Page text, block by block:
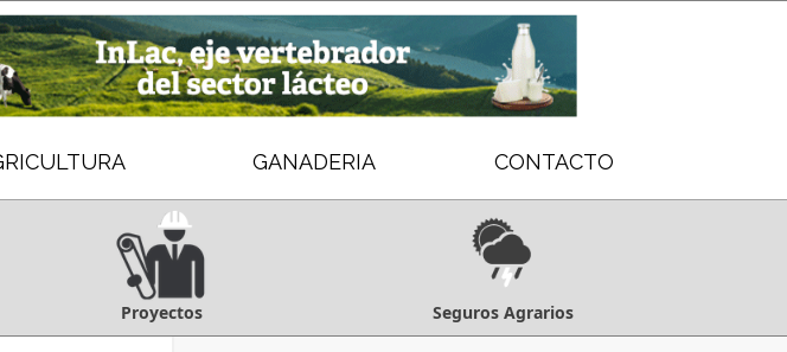
GANADERIA CONTACTO
Proyectos Seguros Agrarios